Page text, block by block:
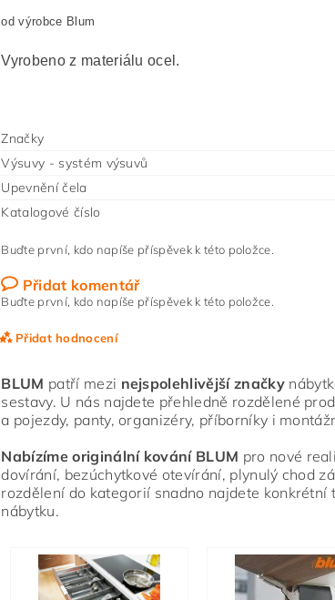
od výrobce Blum
Vyrobeno z materiálu ocel.
Značky
Výsuvy - systém výsuvů
Upevnění čela
Katalogové číslo
Buďte první, kdo napíše příspěvek k této položce.
Přidat komentář
Buďte první, kdo napíše příspěvek k této položce.
Přidat hodnocení
Vložením hodnocení souhlasíte s podmínkami ochrany
BLUM patří mezi nejspolehlivější značky
sestavy. U nás najdete přehledně rozdělené
a pojezdy, panty, organizéry, příborníky i
Nabízíme originální kování BLUM pro nové
dovírání, bezúchytkové otevírání, plynulý chod
rozdělení do kategorií snadno najdete
nábytku.